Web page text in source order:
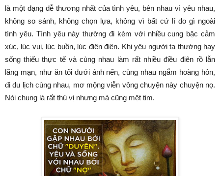
là một dạng dễ thương nhất của tình yêu, bên nhau vì yêu nhau,
không so sánh, không chọn lựa, không vì bất cứ lí do gì ngoài
tình yêu. Tình yêu này thường đi kèm với nhiều cung bậc cảm
xúc, lúc vui, lúc buồn, lúc điên điên. Khi yêu người ta thường hay
sống thiếu thực tế và cùng nhau làm rất nhiều điều điên rồ lẫn
lãng mạn, như ăn tối dưới ánh nến, cùng nhau ngắm hoàng hôn,
đi du lịch cùng nhau, mơ mộng viễn vông chuyện này chuyện nọ.
Nói chung là rất thú vị nhưng mà cũng mệt tim.